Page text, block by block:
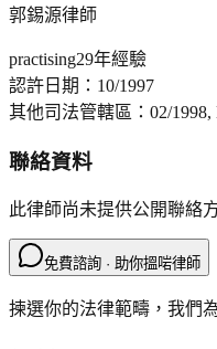
郭錫源律師
practising29年經驗
認許日期： 10/1997
其他司法管轄區： 02/
聯絡資料
此律師尚未提供公開聯絡
免費諮詢 · 助你搵啱律師
揀選你的法律範疇，我們